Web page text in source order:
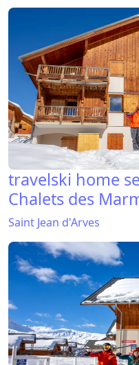
travelski home
Chalets des
Saint Jean d'Arves